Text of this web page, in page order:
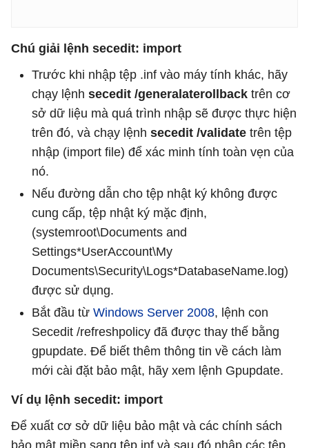
Chú giải lệnh secedit: import
Trước khi nhập tệp .inf vào máy tính khác, hãy
chạy lệnh secedit /generalaterollback trên cơ
sở dữ liệu mà quá trình nhập sẽ được thực hiện
trên đó, và chạy lệnh secedit /validate trên tệp
nhập (import file) để xác minh tính toàn vẹn của
nó.
Nếu đường dẫn cho tệp nhật ký không được
cung cấp, tệp nhật ký mặc định,
(systemroot\Documents and
Settings*UserAccount\My
Documents\Security\Logs*DatabaseName.log)
được sử dụng.
Bắt đầu từ Windows Server 2008, lệnh con
Secedit /refreshpolicy đã được thay thế bằng
gpupdate. Để biết thêm thông tin về cách làm
mới cài đặt bảo mật, hãy xem lệnh Gpupdate.
Ví dụ lệnh secedit: import
Để xuất cơ sở dữ liệu bảo mật và các chính sách
bảo mật miền sang tệp inf và sau đó nhập các tệp